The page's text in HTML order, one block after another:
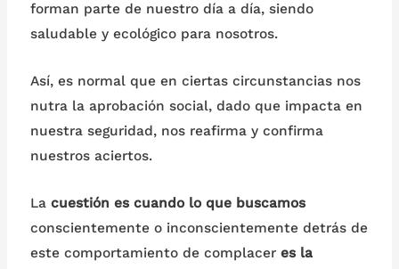
forman parte de nuestro día a día, siendo
saludable y ecológico para nosotros.
Así, es normal que en ciertas circunstancias nos
nutra la aprobación social, dado que impacta en
nuestra seguridad, nos reafirma y confirma
nuestros aciertos.
La cuestión es cuando lo que buscamos
conscientemente o inconscientemente detrás de
este comportamiento de complacer es la